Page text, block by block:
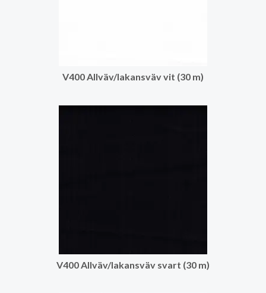
V400 Allväv/lakansväv vit (30 m)
V400 Allväv/lakansväv svart (30 m)